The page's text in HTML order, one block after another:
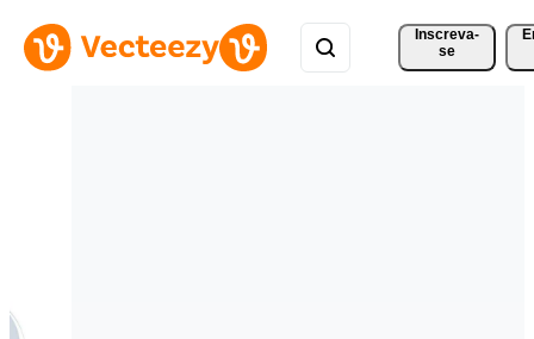
Inscreva-
se